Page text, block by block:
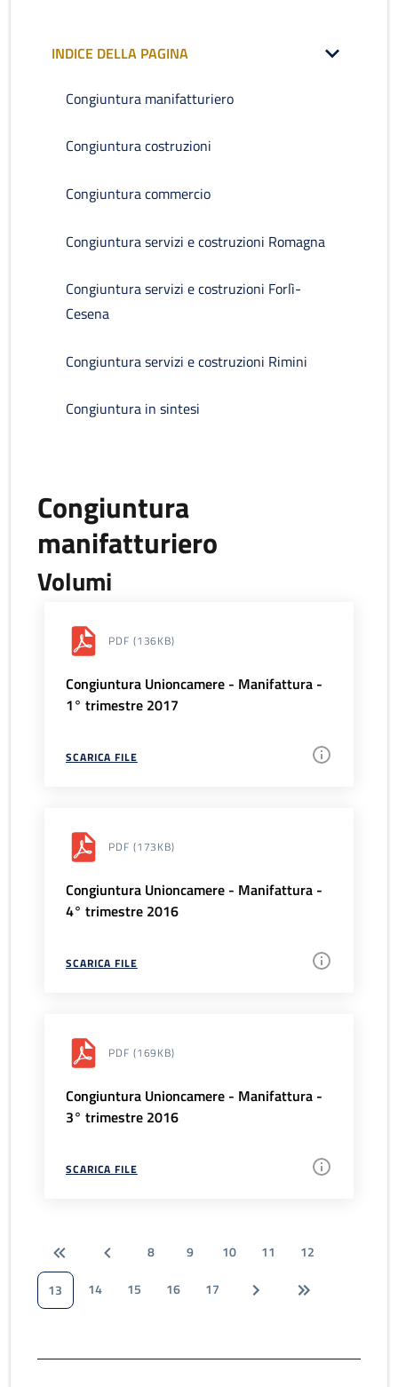
INDICE DELLA PAGINA
Congiuntura manifatturiero
Congiuntura costruzioni
Congiuntura commercio
Congiuntura servizi e costruzioni Romagna
Congiuntura servizi e costruzioni Forlì-
Cesena
Congiuntura servizi e costruzioni Rimini
Congiuntura in sintesi
Congiuntura
manifatturiero
Volumi
PDF (136KB)
Congiuntura Unioncamere - Manifattura -
1° trimestre 2017
SCARICA FILE
PDF (173KB)
Congiuntura Unioncamere - Manifattura -
4° trimestre 2016
SCARICA FILE
PDF (169KB)
Congiuntura Unioncamere - Manifattura -
3° trimestre 2016
SCARICA FILE
8 9 10 11
12
13
14 15 16 17